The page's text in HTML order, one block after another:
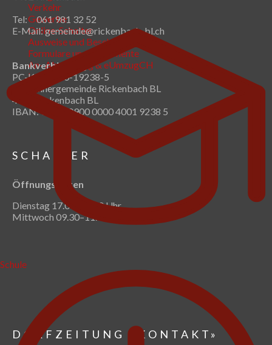
Schule
Verkehr
Gewerbe
Online-Schalter
Ausweise und Bescheinigungen
Formulare und Reglemente
An- Abmeldung & eUmzugCH
login
Tel: 061 981 32 52
E-Mail:gemeinde@rickenbach-bl.ch
Bankverbindung
PC-Konto: 40-19238-5
Einwohnergemeinde Rickenbach BL
4462 Rickenbach BL
IBAN: CH96 0900 0000 4001 9238 5
SCHALTER
Öffnungszeiten
Dienstag 17.00–19.00 Uhr
Mittwoch 09.30–11.30 Uhr
DORFZEITUNG «KONTAKT»